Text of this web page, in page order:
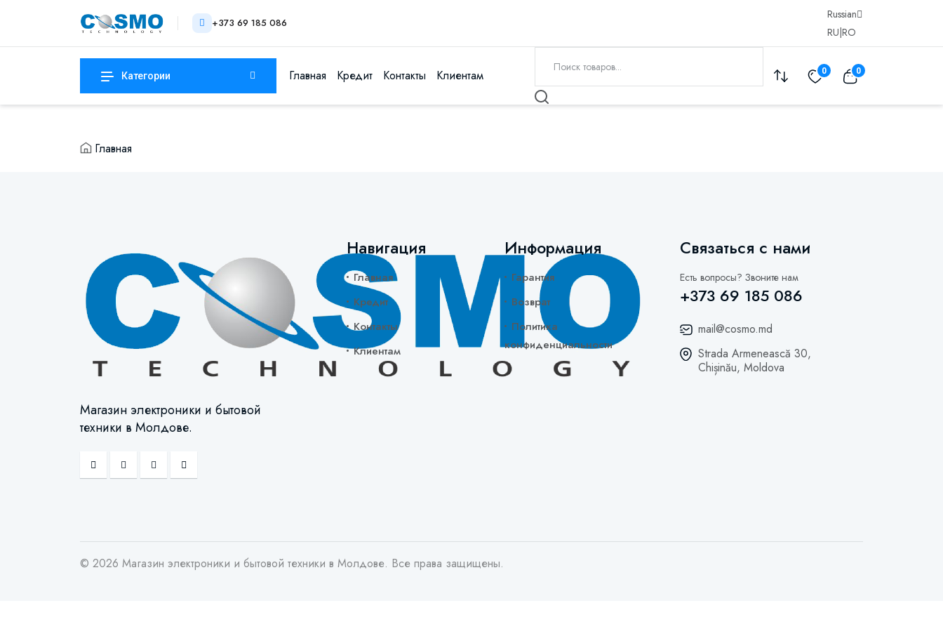
+373 69 185 086
Russian
RU RO
Категории Главная Кредит Контакты Клиентам 0 0
Главная
Магазин электроники и бытовой
техники в Молдове.
Навигация
Главная
Кредит
Контакты
Клиентам
Информация
Гарантия
Возврат
Политика
конфиденциальности
Связаться с нами
Есть вопросы? Звоните нам
+373 69 185 086
mail@cosmo.md
Strada Armenească 30,
Chișinău, Moldova
© 2026 Магазин электроники и бытовой техники в Молдове. Все права защищены.